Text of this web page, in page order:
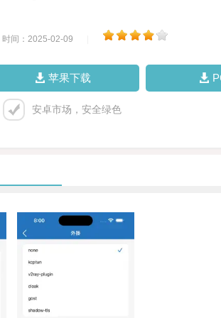
时间：2025-02-09
苹果下载
安卓市场，安全绿色